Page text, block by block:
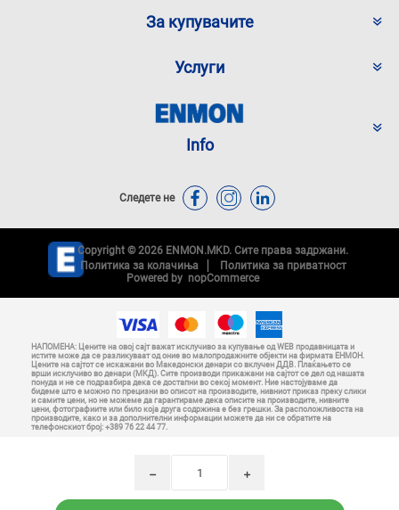
i
h
За купувачите
Услуги
Info
Следете не
Copyright © 2026 ENMON.MKD. Сите права задржани.
Политика за колачиња
Политика за приватност
Powered by nopCommerce
НАПОМЕНА: Цените на овој сајт важат исклучиво за купување од WEB продавницата и
истите може да се разликуваат од оние во малопродажните објекти на фирмата ЕНМОН.
Цените на сајтот се искажани во Македонски денари со вклучен ДДВ. Плаќањето се
врши исклучиво во денари (МКД). Сите производи прикажани на сајтот се дел од нашата
понуда и не се подразбира дека се достапни во секој момент. Ние настојуваме да
бидеме што е можно по прецизни во описот на производите, нивниот приказ преку слики
и самите цени, но не можеме да гарантираме дека описите на производите, нивните
цени, фотографиите или било која друга содржина е без грешки. За расположливоста на
производите, како и за дополнителни информации можете да ни се обратите на
телефонскиот број: +389 76 22 44 77.